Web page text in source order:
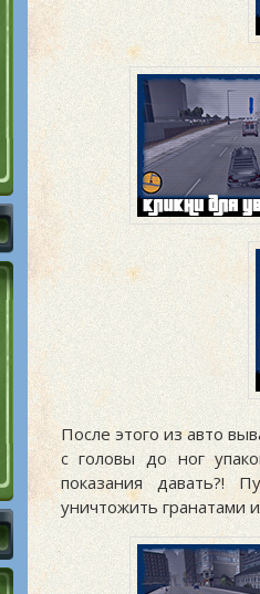
После этого из авто
с головы до ног
показания давать?!
уничтожить гранатами